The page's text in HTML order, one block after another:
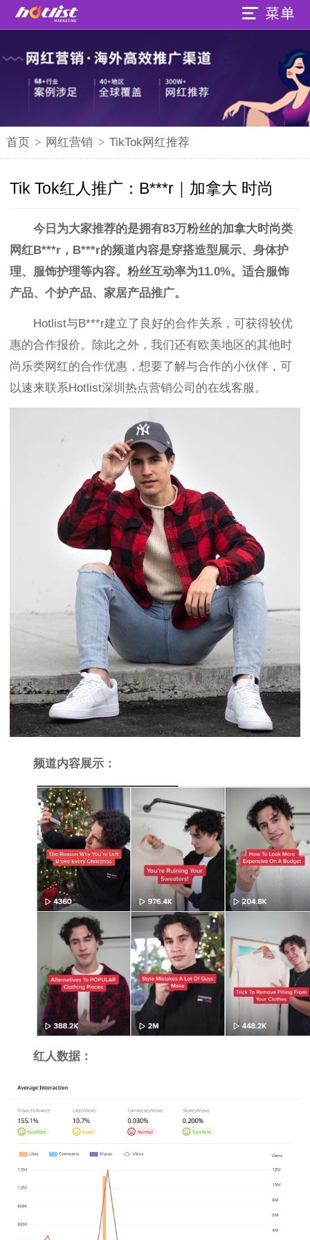
首页 > 网红营销 > TikTok网红推荐
Tik Tok红人推广：B***r｜加拿大 时尚
今日为大家推荐的是拥有83万粉丝的加拿大时尚类
网红B***r，B***r的频道内容是穿搭造型展示、身体护
理、服饰护理等内容。粉丝互动率为11.0%。 适合服饰
产品、个护产品、家居产品推广。
Hotlist与B***r建立了良好的合作关系，可获得较优
惠的合作报价。除此之外，我们还有欧美地区的其他时
尚乐类网红的合作优惠，想要了解与合作的小伙伴，可
以速来联系Hotlist深圳热点营销公司的在线客服。
频道内容展示：
红人数据：